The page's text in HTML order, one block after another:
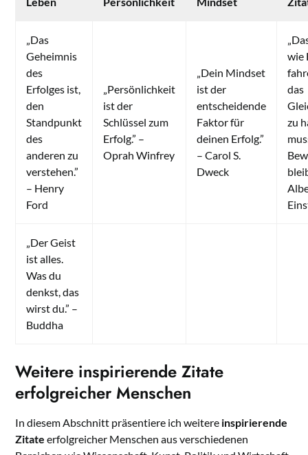
„Das
Geheimnis
des
Erfolges ist,
den
Standpunkt
des
anderen zu
verstehen.”
– Henry
Ford
„Persönlichkeit
ist der
Schlüssel zum
Erfolg.” –
Oprah Winfrey
„Dein Mindset
ist der
entscheidende
Faktor für
deinen Erfolg.”
– Carol S.
Dweck
wie
das
zu
„Der Geist
ist alles.
Was du
denkst, das
wirst du.” –
Buddha
Weitere inspirierende Zitate
erfolgreicher Menschen
In diesem Abschnitt präsentiere ich weitere inspirierende
Zitate erfolgreicher Menschen aus verschiedenen